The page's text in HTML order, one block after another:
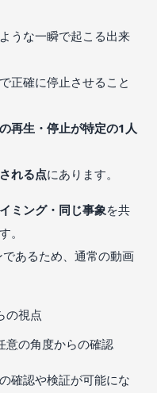
うな一瞬で起こる出来
正確に停止させること
再生・停止が特定の1人
れる点にあります。
ミング・同じ事象を共
。
あるため、通常の動画
の視点
意の角度からの確認
確認や検証が可能にな